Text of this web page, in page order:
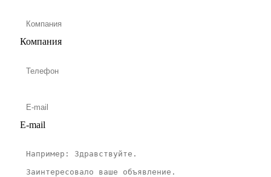
Компания
E-mail